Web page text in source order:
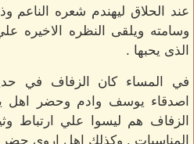
عند الحلاق ليهندم شعره الناعم
وسامته ويلقى النظره الاخيره
الذى يحبها .
في المساء كان الزفاف في
اصدقاء يوسف وادم وحضر اهل
الزفاف هم ليسوا علي ارتباط
المناسبات . وكذلك اهل اروي حضر